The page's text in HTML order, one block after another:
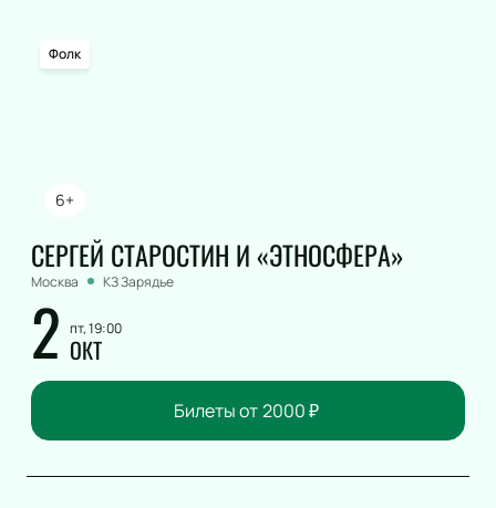
6+
Фолк
СЕРГЕЙ СТАРОСТИН И «ЭТНОСФЕРА»
Москва КЗ Зарядье
2 пт, 19:00
ОКТ
Билеты от 2000₽